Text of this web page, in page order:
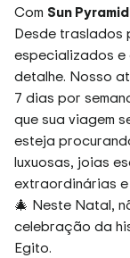
Com Sun
Desde
especializados e
detalhe. Nosso
7 dias por
que sua viagem
esteja
luxuosas, joias
extraordinárias e
🎄 Neste Natal,
celebração da
Egito.